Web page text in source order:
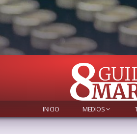
INICIO MEDIOS